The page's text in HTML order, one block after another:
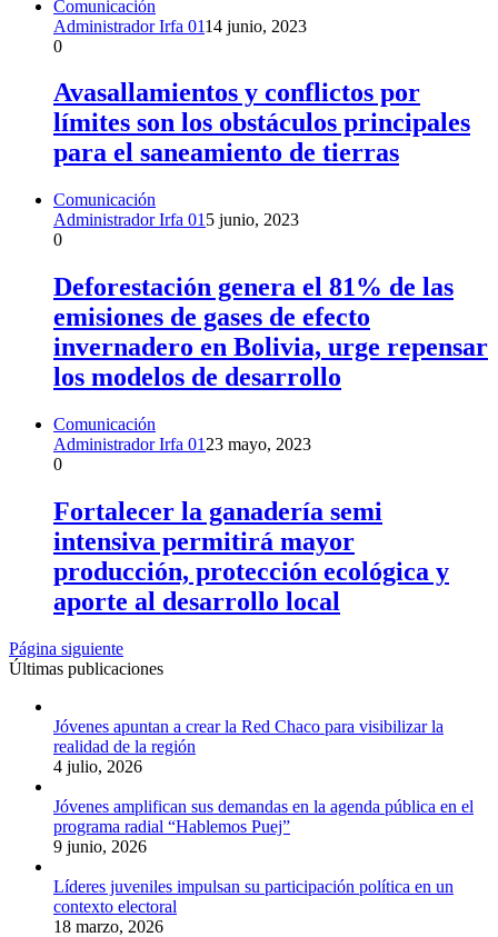
Comunicación
Administrador Irfa 0114 junio, 2023
0
Avasallamientos y conflictos por
límites son los obstáculos principales
para el saneamiento de tierras
Comunicación
Administrador Irfa 01 5 junio, 2023
0
Deforestación genera el 81% de las
emisiones de gases de efecto
invernadero en Bolivia, urge repensar
los modelos de desarrollo
Comunicación
Administrador Irfa 01 23 mayo, 2023
0
Fortalecer la ganadería semi
intensiva permitirá mayor
producción, protección ecológica y
aporte al desarrollo local
Página siguiente
Últimas publicaciones
Jóvenes apuntan a crear la Red Chaco para visibilizar la
realidad de la región
4 julio, 2026
Jóvenes amplifican sus demandas en la agenda pública en el
programa radial “Hablemos Puej”
9 junio, 2026
Líderes juveniles impulsan su participación política en un
contexto electoral
18 marzo, 2026